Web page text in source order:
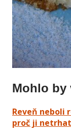
Mohlo by
Reveň neboli
proč ji